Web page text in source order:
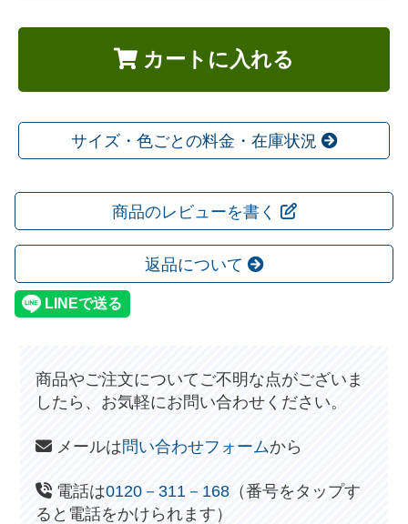
カートに入れる
サイズ・色ごとの料金・在庫状況
商品のレビューを書く
返品について
商品やご注文についてご不明な点がございま
したら、お気軽にお問い合わせください。
メールは問い合わせフォームから
電話は0120－311－168 （番号をタップす
ると電話をかけられます）